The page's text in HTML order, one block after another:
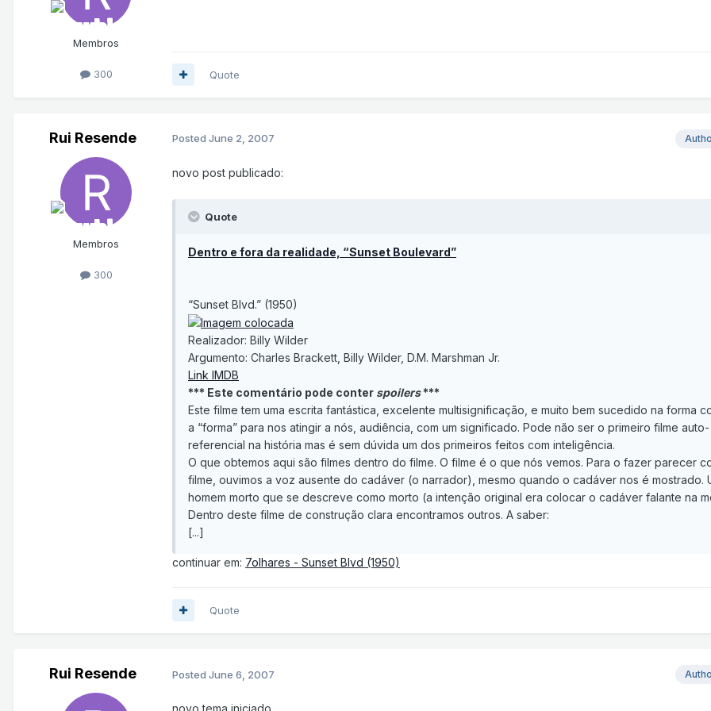
Membros
300 Quote
Rui Resende
Membros
300
Posted June 2, 2007
novo post publicado:
Quote
Dentro e fora da realidade, “Sunset Boulevard”
“Sunset Blvd.” (1950)
Realizador: Billy Wilder
Argumento: Charles Brackett, Billy Wilder, D.M. Marshman Jr.
Link IMDB
*** Este comentário pode conter spoilers***
Este filme tem uma escrita fantástica, excelente multisignificação, e muito bem sucedido na forma
a “forma” para nos atingir a nós, audiência, com um significado. Pode não ser o primeiro filme auto-
referencial na história mas é sem dúvida um dos primeiros feitos com inteligência.
O que obtemos aqui são filmes dentro do filme. O filme é o que nós vemos. Para o fazer parecer
filme, ouvimos a voz ausente do cadáver (o narrador), mesmo quando o cadáver nos é mostrado.
homem morto que se descreve como morto (a intenção original era colocar o cadáver falante na
Dentro deste filme de construção clara encontramos outros. A saber:
[...]
continuar em: 7olhares - Sunset Blvd (1950)
Quote
Rui Resende Posted June 6, 2007
novo tema iniciado